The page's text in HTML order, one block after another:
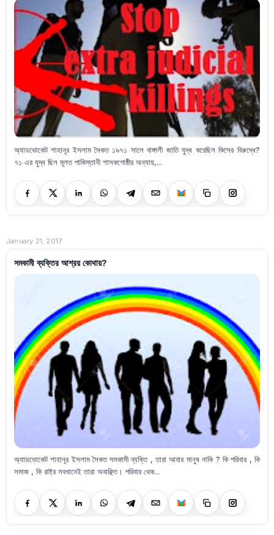
অ্যাডভোকেট শাহানূর ইসলাম সৈকত ১৯৭১ সালে বাঙ্গালী জাতি যুদ্ধ করেছিল কিসের বিরুদ্ধে?
৭১ এর যুদ্ধ ছিল মূলত পাকিস্তানী শাসকগোষ্ঠীর অন্যায়,...
January 21, 2017
সমকামী ব্যক্তির আশ্রয় কোথায়?
অ্যাডভোকেট শাহানূর ইসলাম সৈকত সমকামী ব্যক্তি , তারা আবার মানুষ নাকি ? কি পরিবার , কি
সমাজ , কি রাষ্ট্র সবখানেই তারা অবাঞ্ছিত। পরিবার থেক...